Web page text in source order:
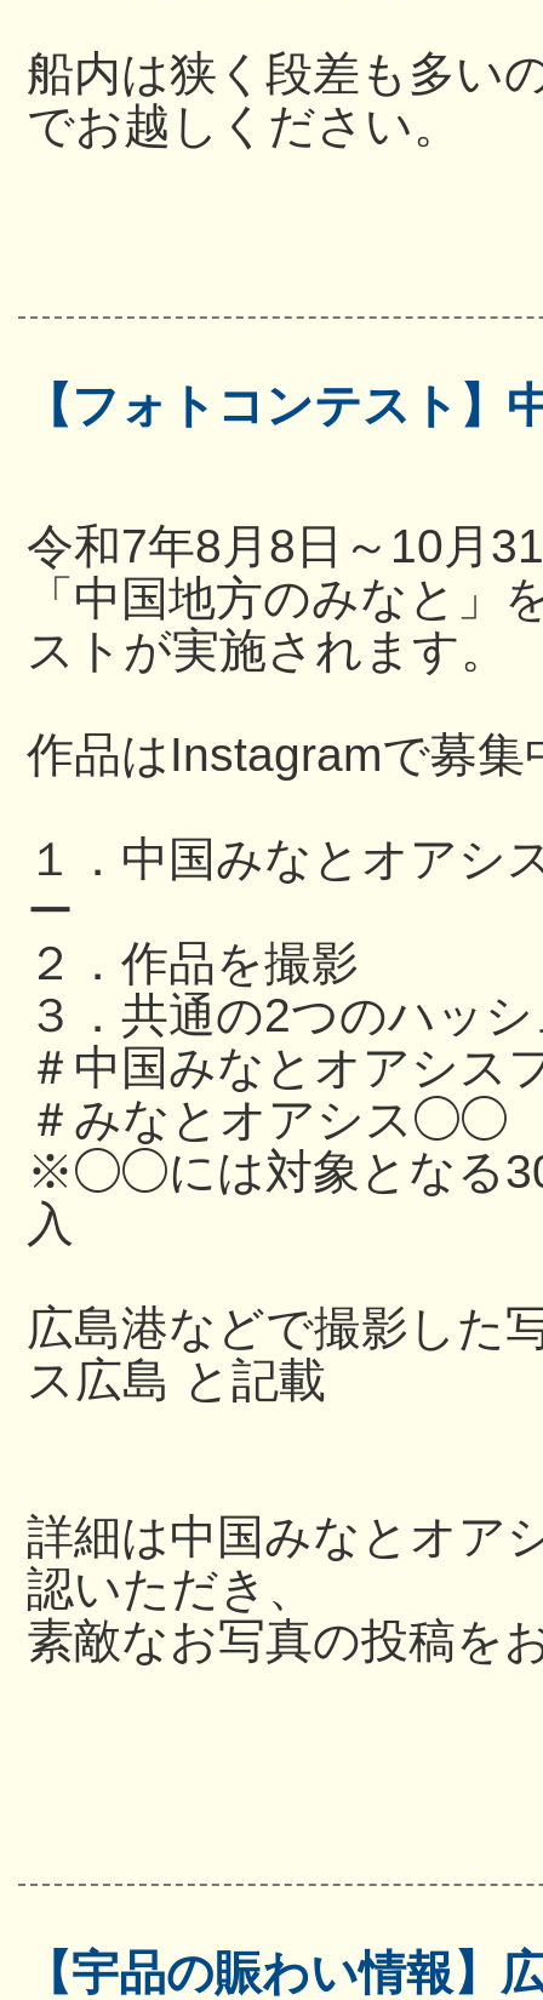
船内は狭く段差も多い
でお越しください。
【フォトコンテスト】
令和7年8月8日～10月
「中国地方のみなと
ストが実施されます。
作品はInstagramで募集
１．中国みなとオアシ
ー
２．作品を撮影
３．共通の2つのハッ
＃中国みなとオアシス
＃みなとオアシス◯◯
※◯◯には対象となる
入
広島港などで撮影した
ス広島 と記載
詳細は中国みなとオア
認いただき、
素敵なお写真の投稿を
【宇品の賑わい情報】